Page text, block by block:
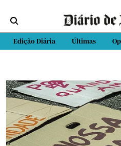
Edição Diária Últimas